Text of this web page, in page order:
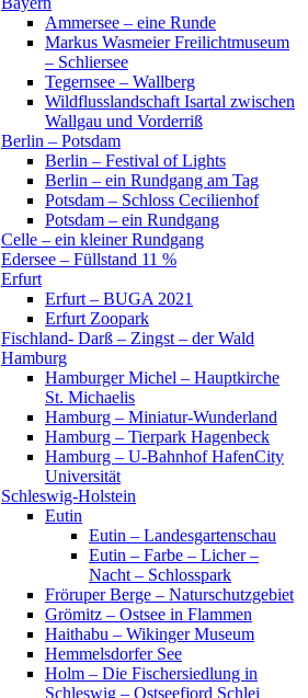
Ammersee – eine Runde
Markus Wasmeier Freilichtmuseum
– Schliersee
Tegernsee – Wallberg
Wildflusslandschaft Isartal zwischen
Wallgau und Vorderriß
Berlin – Potsdam
Berlin – Festival of Lights
Berlin – ein Rundgang am Tag
Potsdam – Schloss Cecilienhof
Potsdam – ein Rundgang
Celle – ein kleiner Rundgang
Edersee – Füllstand 11 %
Erfurt
Erfurt – BUGA 2021
Erfurt Zoopark
Fischland- Darß – Zingst – der Wald
Hamburg
Hamburger Michel – Hauptkirche
St. Michaelis
Hamburg – Miniatur-Wunderland
Hamburg – Tierpark Hagenbeck
Hamburg – U-Bahnhof HafenCity
Universität
Schleswig-Holstein
Eutin
Eutin – Landesgartenschau
Eutin – Farbe – Licher –
Nacht – Schlosspark
Fröruper Berge – Naturschutzgebiet
Grömitz – Ostsee in Flammen
Haithabu – Wikinger Museum
Hemmelsdorfer See
Holm – Die Fischersiedlung in
Schleswig – Ostseefjord Schlei